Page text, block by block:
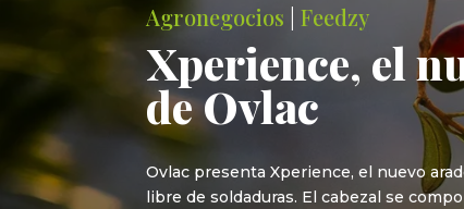
Agronegocios |Feedzy
Xperience, el
de Ovlac
Ovlac presenta Xperience, el nuevo
libre de soldaduras. El cabezal se